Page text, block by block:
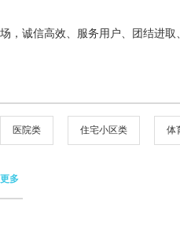
，诚信高效、服务用户、团结进
医院类 住宅小区类 体
多